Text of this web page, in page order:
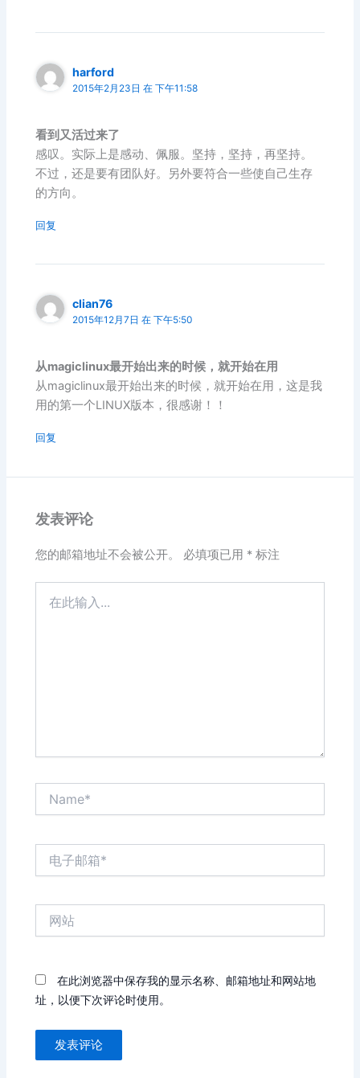
harford
2015年2月23日 在 下午11:58
看到又活过来了
感叹。实际上是感动、佩服。坚持，坚持，再坚持。
不过，还是要有团队好。另外要符合一些使自己生存
的方向。
回复
clian76
2015年12月7日 在 下午5:50
从magiclinux最开始出来的时候，就开始在用
从magiclinux最开始出来的时候，就开始在用，这是我
用的第一个LINUX版本，很感谢！！
回复
发表评论
您的邮箱地址不会被公开。 必填项已用 * 标注
在此浏览器中保存我的显示名称、邮箱地址和网站地
址，以便下次评论时使用。